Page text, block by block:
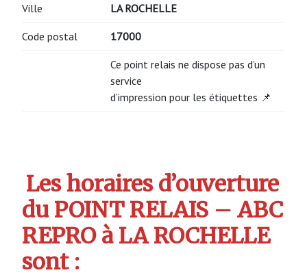
Ville LA ROCHELLE
Code postal 17000
Ce point relais ne dispose pas d’un
service
d’impression pour les étiquettes 📌
Les horaires d’ouverture
du POINT RELAIS – ABC
REPRO à LA ROCHELLE
sont :